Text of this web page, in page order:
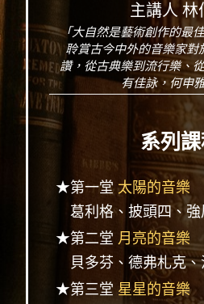
主講人 林
「大自然是藝術創作的最
聆賞古今中外的音樂家對
讚，從古典樂到流行樂、
有佳詠，何申雅
系列
★第一堂 太陽的音樂
葛利格、披頭四、強
★第二堂 月亮的音樂
貝多芬、德弗札克、
★第三堂 星星的音樂